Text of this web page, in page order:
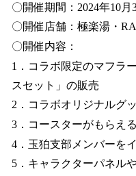
〇開催期間：2024年10
〇開催店舗：極楽湯・
〇開催内容：
1．コラボ限定のマフラ
スセット」の販売
2．コラボオリジナルグ
3．コースターがもらえ
4．玉狛支部メンバーを
5．キャラクターパネル